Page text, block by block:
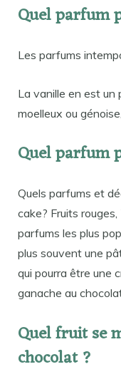
Quel parfum
Les parfums
La vanille en est un
moelleux ou
Quel parfum
Quels parfums et
cake? Fruits
parfums les plus
plus souvent une
qui pourra être une
ganache au
Quel fruit se
chocolat ?